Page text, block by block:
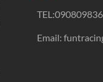
Email: